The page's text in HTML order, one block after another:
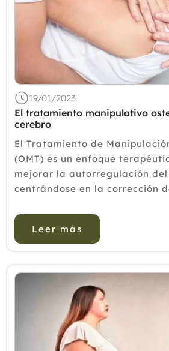
19/01/2023
El tratamiento manipulativo
cerebro
El Tratamiento de
(OMT) es un enfoque
mejorar la autorregulación del
centrándose en la corrección
de la efectividad de la OMT, los
Leer más